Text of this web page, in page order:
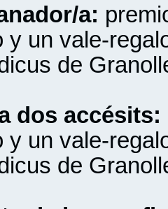
a:
y un vale-
de
dos accésits:
y un vale-
de